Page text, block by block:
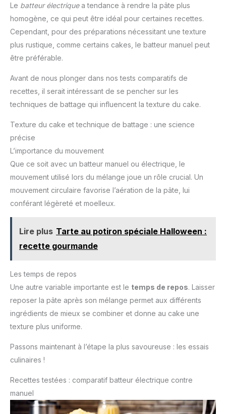
Le batteur électriquea tendance à rendre la pâte plus
homogène, ce qui peut être idéal pour certaines recettes.
Cependant, pour des préparations nécessitant une texture
plus rustique, comme certains cakes, le batteur manuel peut
être préférable.
Avant de nous plonger dans nos tests comparatifs de
recettes, il serait intéressant de se pencher sur les
techniques de battage qui influencent la texture du cake.
Texture du cake et technique de battage : une science
précise
L’importance du mouvement
Que ce soit avec un batteur manuel ou électrique, le
mouvement utilisé lors du mélange joue un rôle crucial. Un
mouvement circulaire favorise l’aération de la pâte, lui
conférant légèreté et moelleux.
Lire plus Tarte au potiron spéciale Halloween :
recette gourmande
Les temps de repos
Une autre variable importante est le temps de repos. Laisser
reposer la pâte après son mélange permet aux différents
ingrédients de mieux se combiner et donne au cake une
texture plus uniforme.
Passons maintenant à l’étape la plus savoureuse : les essais
culinaires !
Recettes testées : comparatif batteur électrique contre
manuel